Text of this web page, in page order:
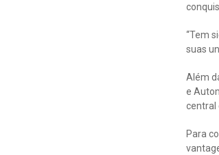
“Tem
suas
Além
e
central
Para